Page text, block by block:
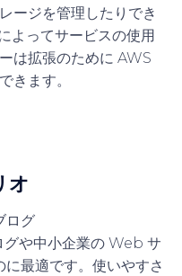
ージを管理したりでき
よってサービスの使用
は拡張のために AWS
きます。
オ
ログ
や中小企業の Web サ
最適です。使いやすさ